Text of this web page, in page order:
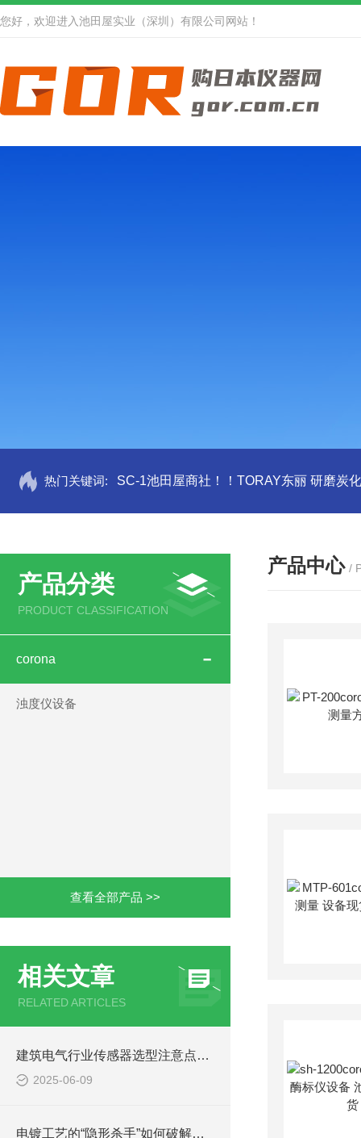
您好，欢迎进入池田屋实业（深圳）有限公司网站！
热门关键词: SC-1池田屋商社！！TORAY东丽 研磨炭
产品分类
PRODUCT CLASSIFICATION
corona
浊度仪设备
查看全部产品 >>
相关文章
RELATED ARTICLES
建筑电气行业传感器选型注意点盘点
2025-06-09
电镀工艺的“隐形杀手”如何破解？YAMAMOTO山本B-72WJ螺旋应力计的技术突围
产品中心 /